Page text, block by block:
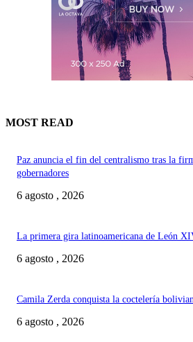
MOST READ
Paz anuncia el fin del centralismo tras la
gobernadores
6 agosto , 2026
La primera gira latinoamericana de León
6 agosto , 2026
Camila Zerda conquista la coctelería
6 agosto , 2026